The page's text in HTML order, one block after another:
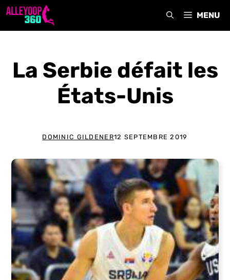
Aller
MENU
La Serbie défait les
États-Unis
DOMINIC GILDENER12 SEPTEMBRE 2019